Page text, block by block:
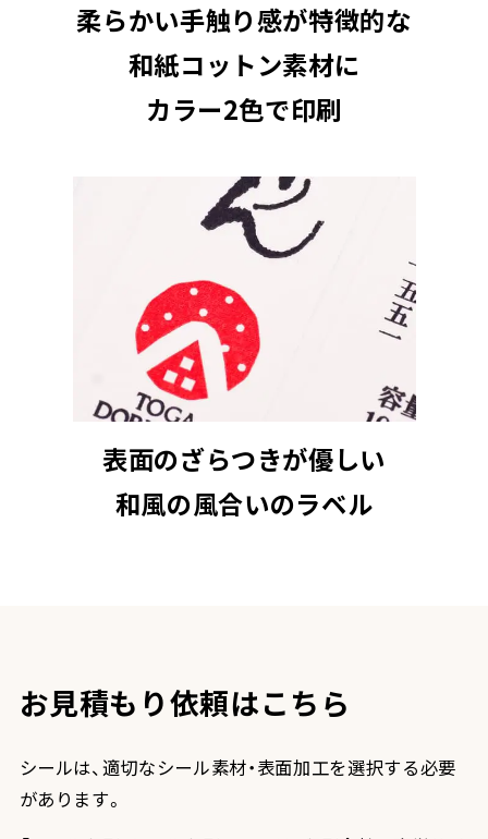
柔らかい手触り感が特徴的な
和紙コットン素材に
カラー2色で印刷
表面のざらつきが優しい
和風の風合いのラベル
お見積もり依頼はこちら
シールは、適切なシール素材・表面加工を選択する必要
があります。